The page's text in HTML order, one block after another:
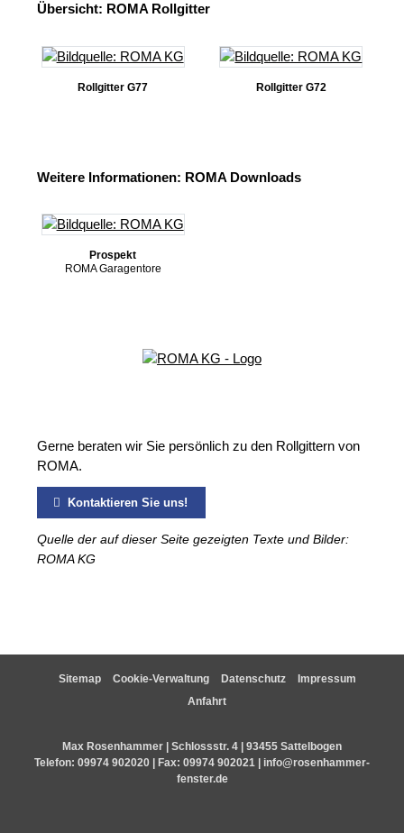
Übersicht: ROMA Rollgitter
Rollgitter G77 Rollgitter G72
Weitere Informationen: ROMA Downloads
Prospekt
ROMA Garagentore
Gerne beraten wir Sie persönlich zu den Rollgittern von
ROMA.
Kontaktieren Sie uns!
Quelle der auf dieser Seite gezeigten Texte und Bilder:
ROMA KG
Sitemap Cookie-Verwaltung Datenschutz
Impressum
Anfahrt
Max Rosenhammer | Schlossstr. 4 | 93455 Sattelbogen
Telefon: 09974 902020 | Fax: 09974 902021 | info@rosenhammer-
fenster.de